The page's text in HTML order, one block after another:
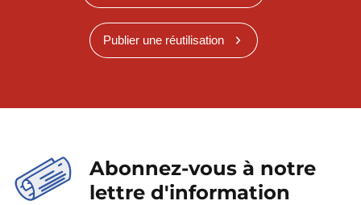
Publier une réutilisation
Abonnez-vous à notre
lettre d'information